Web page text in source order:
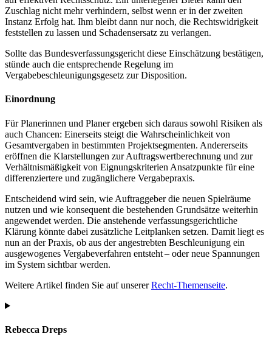
Zuschlag nicht mehr verhindern, selbst wenn er in der zweiten
Instanz Erfolg hat. Ihm bleibt dann nur noch, die Rechtswidrigkeit
feststellen zu lassen und Schadensersatz zu verlangen.
Sollte das Bundesverfassungsgericht diese Einschätzung bestätigen,
stünde auch die entsprechende Regelung im
Vergabebeschleunigungsgesetz zur Disposition.
Einordnung
Für Planerinnen und Planer ergeben sich daraus sowohl Risiken als
auch Chancen: Einerseits steigt die Wahrscheinlichkeit von
Gesamtvergaben in bestimmten Projektsegmenten. Andererseits
eröffnen die Klarstellungen zur Auftragswertberechnung und zur
Verhältnismäßigkeit von Eignungskriterien Ansatzpunkte für eine
differenziertere und zugänglichere Vergabepraxis.
Entscheidend wird sein, wie Auftraggeber die neuen Spielräume
nutzen und wie konsequent die bestehenden Grundsätze weiterhin
angewendet werden. Die anstehende verfassungsgerichtliche
Klärung könnte dabei zusätzliche Leitplanken setzen. Damit liegt es
nun an der Praxis, ob aus der angestrebten Beschleunigung ein
ausgewogenes Vergabeverfahren entsteht – oder neue Spannungen
im System sichtbar werden.
Weitere Artikel finden Sie auf unsererRecht-Themenseite.
Rebecca Dreps